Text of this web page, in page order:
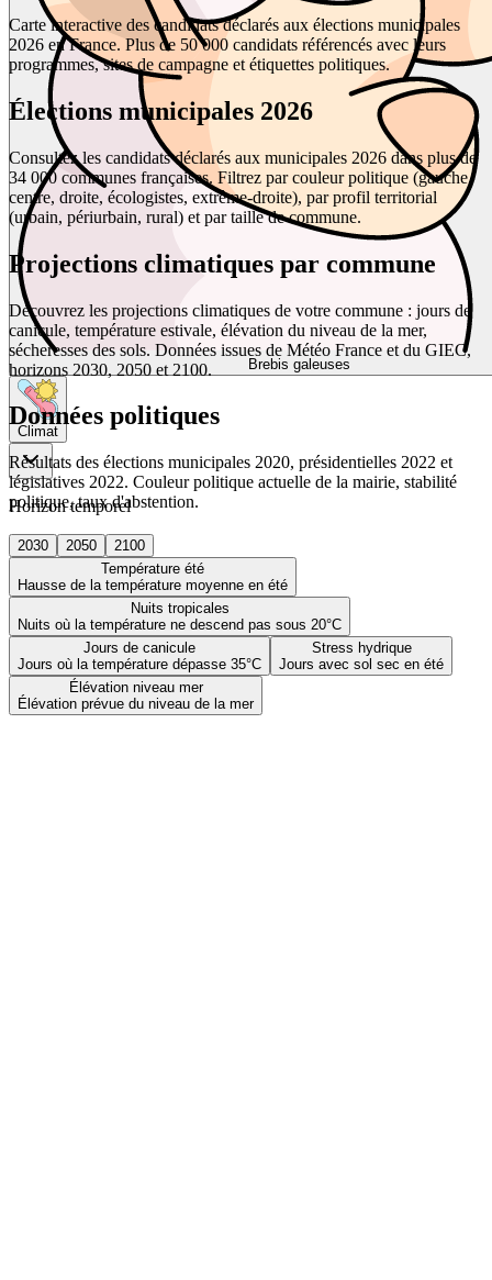
Brebis galeuses
Climat
Horizon temporel
2030 2050
2100
Température été
Hausse de la température moyenne en été
Nuits tropicales
Nuits où la température ne descend pas sous 20°C
Jours de canicule
Jours où la température dépasse 35°C
Stress hydrique
Jours avec sol sec en été
Élévation niveau mer
Élévation prévue du niveau de la mer
Carte interactive des candidats déclarés aux élections municipales
2026 en France. Plus de 50 000 candidats référencés avec leurs
programmes, sites de campagne et étiquettes politiques.
Élections municipales 2026
Consultez les candidats déclarés aux municipales 2026 dans plus de
34 000 communes françaises. Filtrez par couleur politique (gauche,
centre, droite, écologistes, extrême-droite), par profil territorial
(urbain, périurbain, rural) et par taille de commune.
Projections climatiques par commune
Découvrez les projections climatiques de votre commune : jours de
canicule, température estivale, élévation du niveau de la mer,
sécheresses des sols. Données issues de Météo France et du GIEC,
horizons 2030, 2050 et 2100.
Données politiques
Résultats des élections municipales 2020, présidentielles 2022 et
législatives 2022. Couleur politique actuelle de la mairie, stabilité
politique, taux d'abstention.